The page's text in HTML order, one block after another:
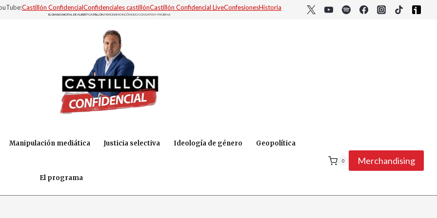
Castillón ConfidencialConfidenciales castillónCastillón Confidencial LiveConfesionesHistoria
EL DIARIO DIGITAL DE ALBERT CASTILLÓN. PERIODISMO INCÓMODO CON DATOS Y PRUEBAS
Manipulación mediática Justicia selectiva Ideología de género Geopolítica
El programa
0 Merchandising